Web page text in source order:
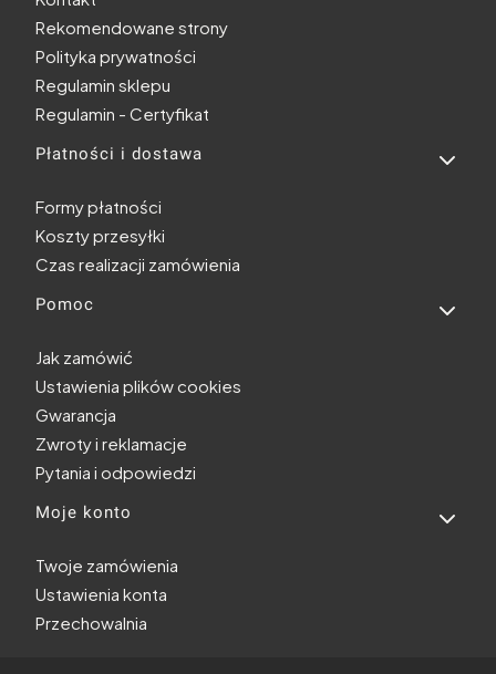
Rekomendowane strony
Polityka prywatności
Regulamin sklepu
Regulamin - Certyfikat
Płatności i dostawa
Formy płatności
Koszty przesyłki
Czas realizacji zamówienia
Pomoc
Jak zamówić
Ustawienia plików cookies
Gwarancja
Zwroty i reklamacje
Pytania i odpowiedzi
Moje konto
Twoje zamówienia
Ustawienia konta
Przechowalnia